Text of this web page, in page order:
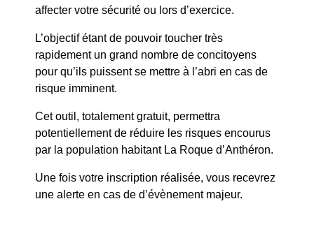
circulation Place H. de Groux
affecter votre sécurité ou lors d’exercice.
L’objectif étant de pouvoir toucher très
rapidement un grand nombre de concitoyens
pour qu’ils puissent se mettre à l’abri en cas de
risque imminent.
Cet outil, totalement gratuit, permettra
potentiellement de réduire les risques encourus
par la population habitant La Roque d’Anthéron.
Une fois votre inscription réalisée, vous recevrez
une alerte en cas de d’évènement majeur.